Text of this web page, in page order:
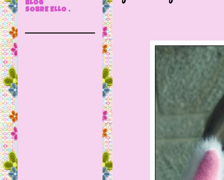
BLOG
SOBRE ELLO .